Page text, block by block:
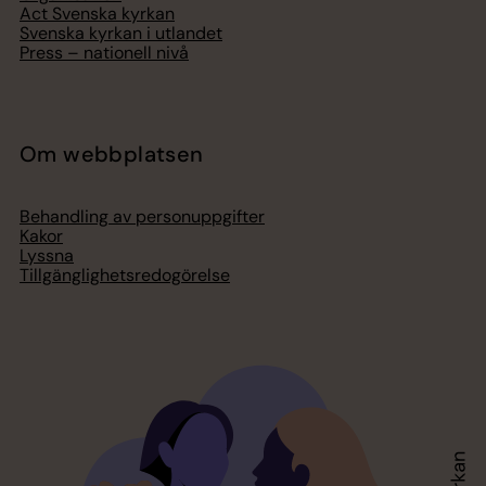
Act Svenska kyrkan
Svenska kyrkan i utlandet
Press – nationell nivå
Om webbplatsen
Behandling av personuppgifter
Kakor
Lyssna
Tillgänglighetsredogörelse